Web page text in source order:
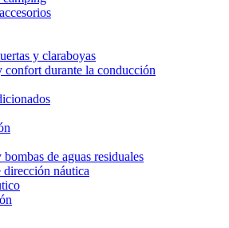
y claraboyas
confort durante la conducción
de aguas residuales
dirección náutica